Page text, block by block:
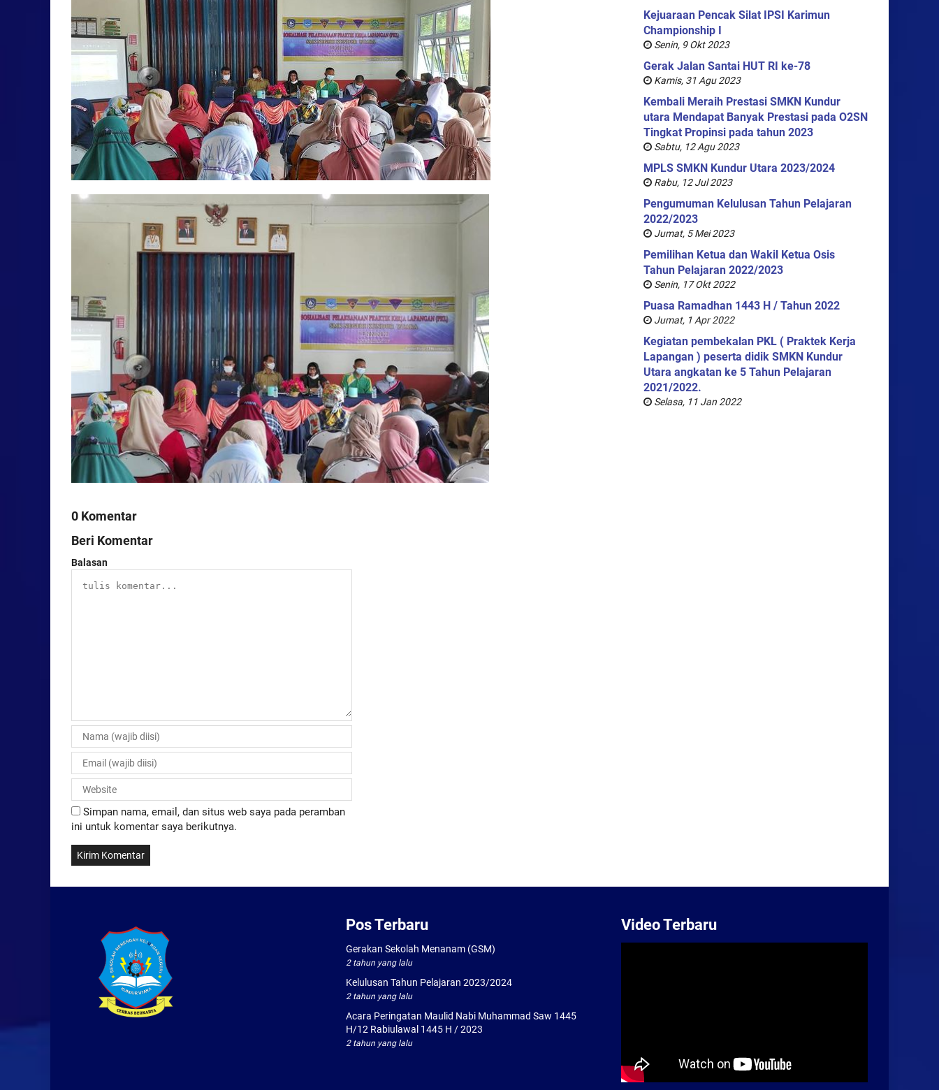
0 Komentar
Beri Komentar
Balasan
Simpan nama, email, dan situs web saya pada peramban
ini untuk komentar saya berikutnya.
Kejuaraan Pencak Silat IPSI Karimun
Championship I
Senin, 9 Okt 2023
Gerak Jalan Santai HUT RI ke-78
Kamis, 31 Agu 2023
Kembali Meraih Prestasi SMKN Kundur
utara Mendapat Banyak Prestasi pada O2SN
Tingkat Propinsi pada tahun 2023
Sabtu, 12 Agu 2023
MPLS SMKN Kundur Utara 2023/2024
Rabu, 12 Jul 2023
Pengumuman Kelulusan Tahun Pelajaran
2022/2023
Jumat, 5 Mei 2023
Pemilihan Ketua dan Wakil Ketua Osis
Tahun Pelajaran 2022/2023
Senin, 17 Okt 2022
Puasa Ramadhan 1443 H / Tahun 2022
Jumat, 1 Apr 2022
Kegiatan pembekalan PKL ( Praktek Kerja
Lapangan ) peserta didik SMKN Kundur
Utara angkatan ke 5 Tahun Pelajaran
2021/2022.
Selasa, 11 Jan 2022
Pos Terbaru
Gerakan Sekolah Menanam (GSM)
2 tahun yang lalu
Kelulusan Tahun Pelajaran 2023/2024
2 tahun yang lalu
Acara Peringatan Maulid Nabi Muhammad Saw 1445
H/12 Rabiulawal 1445 H / 2023
2 tahun yang lalu
Video Terbaru